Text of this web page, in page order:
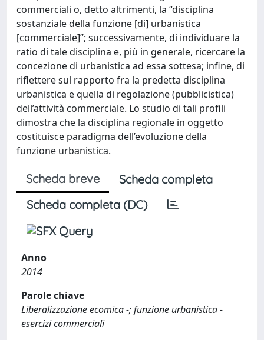
commerciali o, detto altrimenti, la “disciplina
sostanziale della funzione [di] urbanistica
[commerciale]”; successivamente, di individuare la
ratio di tale disciplina e, più in generale, ricercare la
concezione di urbanistica ad essa sottesa; infine, di
riflettere sul rapporto fra la predetta disciplina
urbanistica e quella di regolazione (pubblicistica)
dell’attività commerciale. Lo studio di tali profili
dimostra che la disciplina regionale in oggetto
costituisce paradigma dell’evoluzione della
funzione urbanistica.
Scheda breve
Scheda completa
Scheda completa (DC)
Anno
2014
Parole chiave
Liberalizzazione ecomica -; funzione urbanistica -
esercizi commerciali